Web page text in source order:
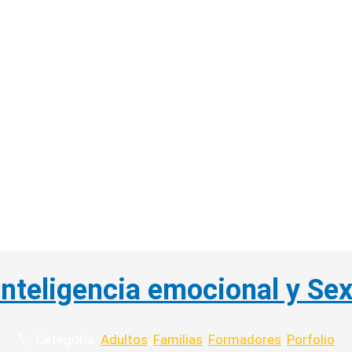
emocional y
Adultos Familias Formadores Porfolio